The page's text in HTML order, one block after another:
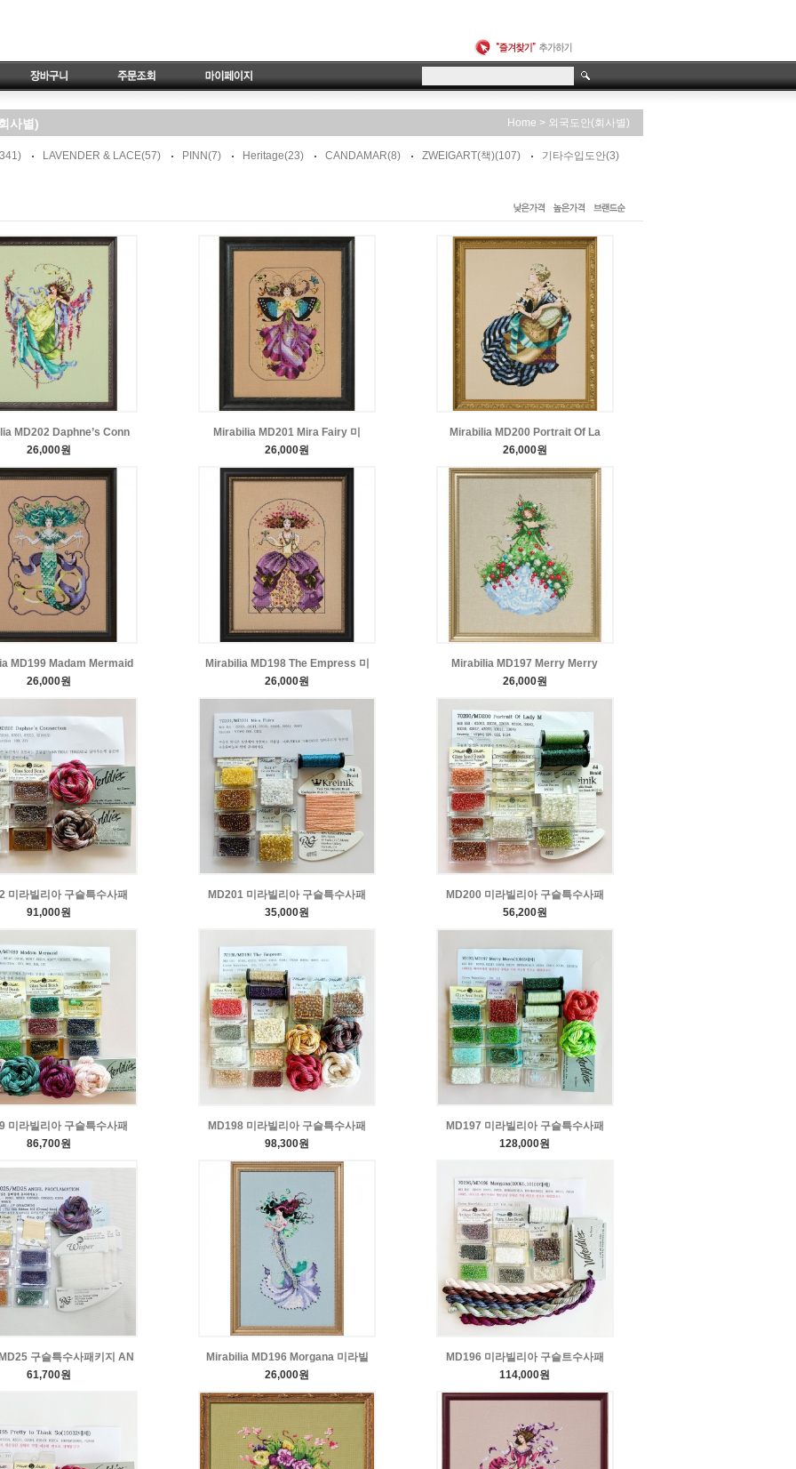
사별) Home > 외국도안(회사별)
LAVENDER & LACE(57) PINN(7) Heritage(23) CANDAMAR(8) ZWEIGART(책)(107) 기타수입도안(3)
MD202 Daphne’s Conn
26,000원
Mirabilia MD201 Mira Fairy 미
26,000원
Mirabilia MD200 Portrait Of La
26,000원
MD199 Madam Mermaid
26,000원
Mirabilia MD198 The Empress 미
26,000원
Mirabilia MD197 Merry Merry
26,000원
미라빌리아 구슬특수사패
91,000원
MD201 미라빌리아 구슬특수사패
35,000원
MD200 미라빌리아 구슬특수사패
56,200원
미라빌리아 구슬특수사패
86,700원
MD198 미라빌리아 구슬특수사패
98,300원
MD197 미라빌리아 구슬특수사패
128,000원
구슬특수사패키지 AN
61,700원
Mirabilia MD196 Morgana 미라빌
26,000원
MD196 미라빌리아 구슬트수사패
114,000원